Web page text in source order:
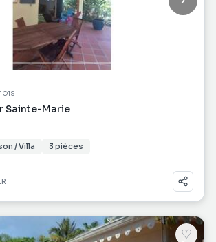
Sainte-Marie
/ Villa 3 pièces
♡